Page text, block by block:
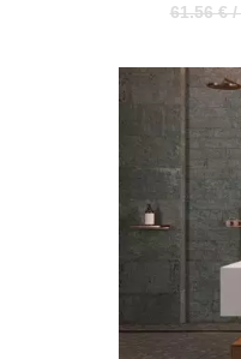
61.56 € /